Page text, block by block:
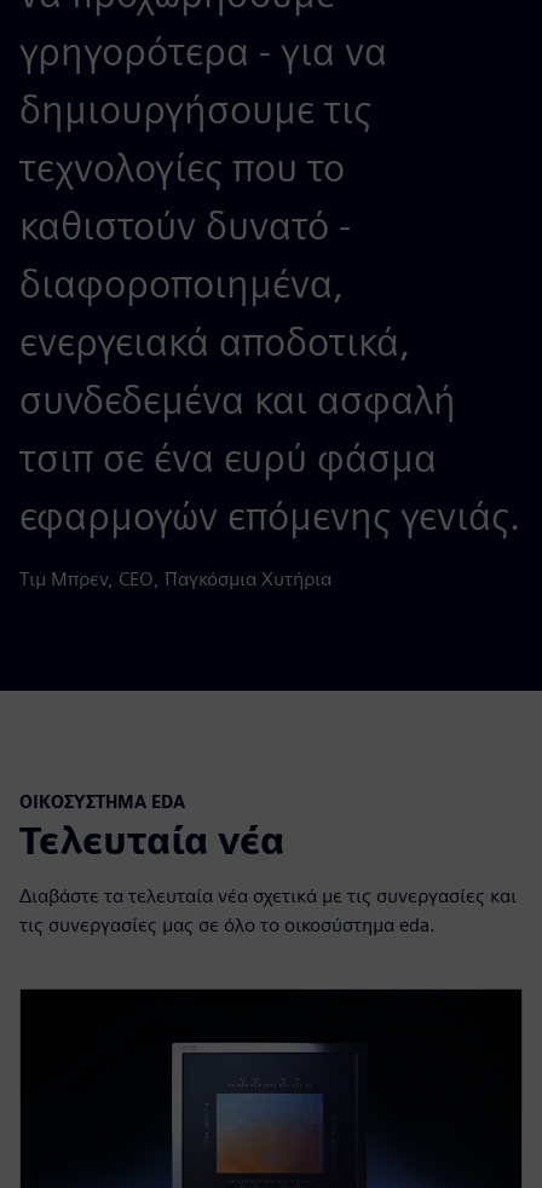
γρηγορότερα - για να
δημιουργήσουμε τις
τεχνολογίες που το
καθιστούν δυνατό -
διαφοροποιημένα,
ενεργειακά αποδοτικά,
συνδεδεμένα και ασφαλή
τσιπ σε ένα ευρύ φάσμα
εφαρμογών επόμενης γενιάς.
Τιμ Μπρεν, CEO, Παγκόσμια Χυτήρια
ΟΙΚΟΣΎΣΤΗΜΑ EDA
Τελευταία νέα
Διαβάστε τα τελευταία νέα σχετικά με τις συνεργασίες και
τις συνεργασίες μας σε όλο το οικοσύστημα eda.